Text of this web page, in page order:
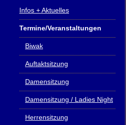
Infos + Aktuelles
Termine/Veranstaltungen
Biwak
Auftaktsitzung
Damensitzung
Damensitzung / Ladies Night
Herrensitzung